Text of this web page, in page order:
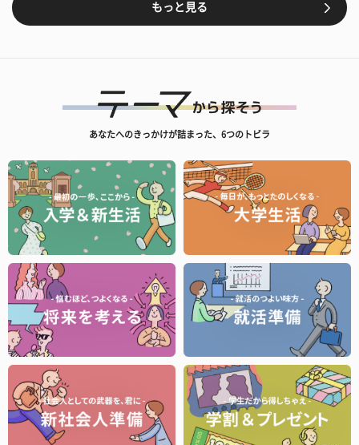
もっと見る
あなたへのきっかけが詰まった、6つのトビラ